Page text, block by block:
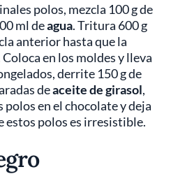
polos, mezcla 100 g de
ml deagua. Tritura 600 g
anterior hasta que la
en los moldes y lleva
derrite 150 g de
deaceite de girasol,
polos en el chocolate y deja
estos polos es irresistible.